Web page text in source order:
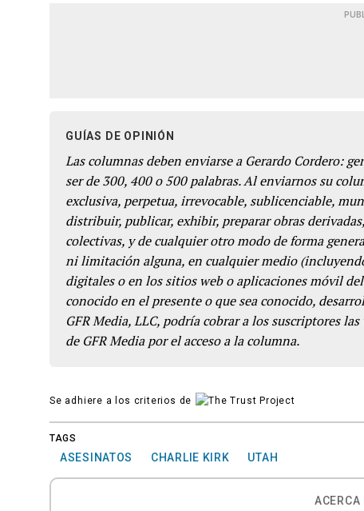
GUÍAS DE OPINIÓN
Las columnas deben enviarse a Gerardo Cordero:
ser de 300, 400 o 500 palabras. Al enviarnos su
exclusiva, perpetua, irrevocable, sublicenciable,
distribuir, publicar, exhibir, preparar obras
colectivas, y de cualquier otro modo de forma
ni limitación alguna, en cualquier medio
digitales o en los sitios web o aplicaciones móvil
conocido en el presente o que sea conocido,
GFR Media, LLC, podría cobrar a los suscriptores
de GFR Media por el acceso a la columna.
Se adhiere a los criterios de
TAGS
ASESINATOS CHARLIE KIRK UTAH
ACERCA